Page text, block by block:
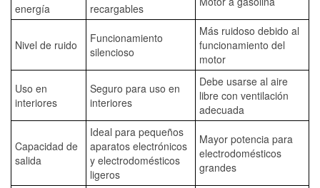
energía
recargables
Nivel de ruido
Funcionamiento
silencioso
Más ruidoso debido al
funcionamiento del
motor
Uso en
interiores
Seguro para uso en
interiores
Debe usarse al aire
libre con ventilación
adecuada
Capacidad de
salida
Ideal para pequeños
aparatos electrónicos
y electrodomésticos
ligeros
Mayor potencia para
electrodomésticos
grandes